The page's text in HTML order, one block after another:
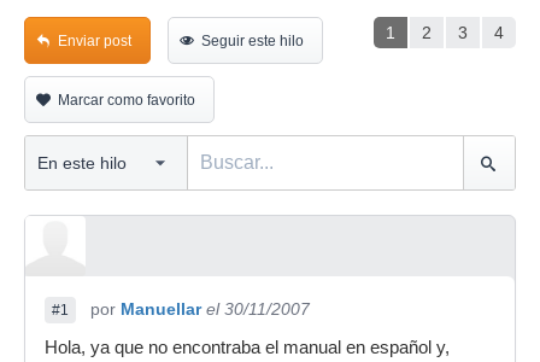
1 2 3 4
Enviar post Seguir este hilo
Marcar como favorito
#1 por Manuellar el 30/11/2007
Hola, ya que no encontraba el manual en español y,